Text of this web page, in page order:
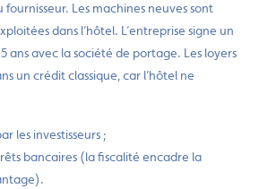
fournisseur. Les machines neuves sont
dans l’hôtel. L’entreprise signe un
ans avec la société de portage. Les loyers
un crédit classique, car l’hôtel ne
les investisseurs ;
bancaires (la fiscalité encadre la